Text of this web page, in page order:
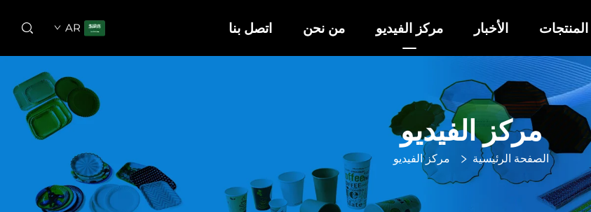
المنتجات الأخبار مركز الفيديو من نحن اتصل بنا AR
مركز الفيديو
الصفحة الرئيسية مركز الفيديو